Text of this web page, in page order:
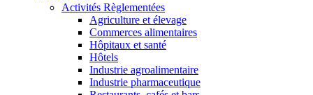
Activités Règlementées
Agriculture et élevage
Commerces alimentaires
Hôpitaux et santé
Hôtels
Industrie agroalimentaire
Industrie pharmaceutique